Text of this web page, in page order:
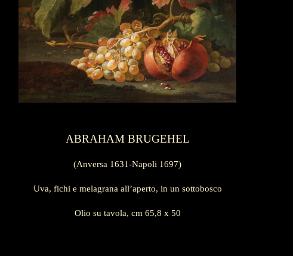
ABRAHAM BRUGEHEL
(Anversa 1631-Napoli 1697)
Uva, fichi e melagrana all’aperto, in un sottobosco
Olio su tavola, cm 65,8 x 50